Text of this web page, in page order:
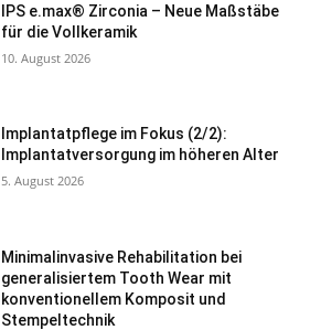
IPS e.max® Zirconia – Neue Maßstäbe
für die Vollkeramik
10. August 2026
Implantatpflege im Fokus (2/2):
Implantatversorgung im höheren Alter
5. August 2026
Minimalinvasive Rehabilitation bei
generalisiertem Tooth Wear mit
konventionellem Komposit und
Stempeltechnik